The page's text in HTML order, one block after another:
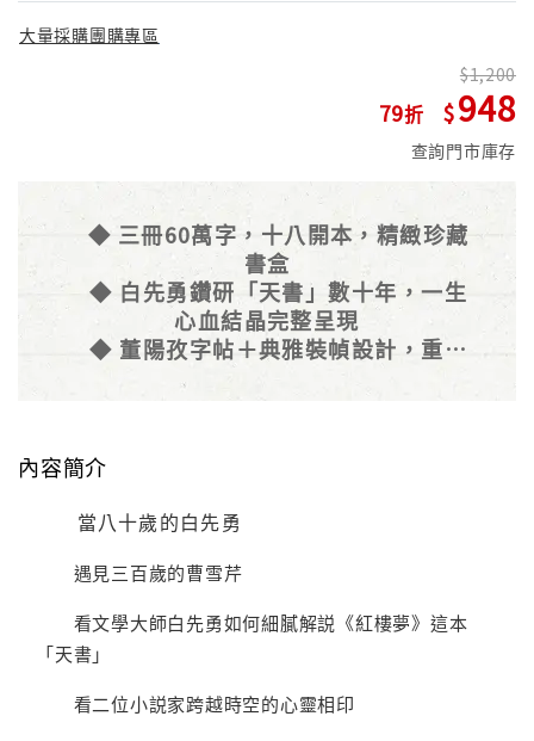
大量採購團購專區
79
1,200
948
查詢門市庫存
◆ 三冊60萬字，十八開本，精緻珍藏
書盒
◆ 白先勇鑽研「天書」數十年，一生
心血結晶完整呈現
◆ 董陽孜字帖＋典雅裝幀設計，重現
大觀園的極盛繁華
內容簡介
當八十歲的白先勇
遇見三百歲的曹雪芹
看文學大師白先勇如何細膩解説《紅樓夢》這本
「天書」
看二位小説家跨越時空的心靈相印